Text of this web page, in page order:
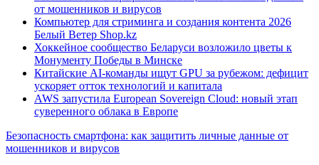
от мошенников и вирусов
Компьютер для стриминга и создания контента 2026
Белый Ветер Shop.kz
Хоккейное сообщество Беларуси возложило цветы к
Монументу Победы в Минске
Китайские AI-команды ищут GPU за рубежом: дефицит
ускоряет отток технологий и капитала
AWS запустила European Sovereign Cloud: новый этап
суверенного облака в Европе
Безопасность смартфона: как защитить личные данные от
мошенников и вирусов